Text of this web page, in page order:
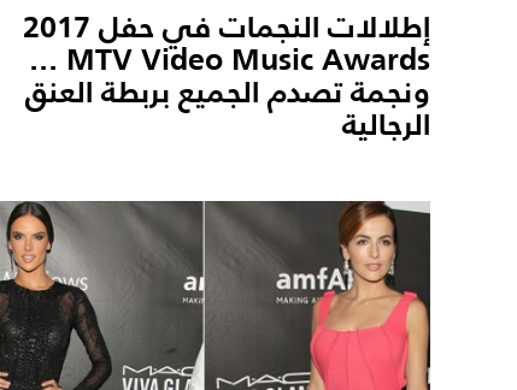
إطلالات النجمات في حفل 2017
MTV Video Music Awards ...
ونجمة تصدم الجميع بربطة العنق
الرجالية